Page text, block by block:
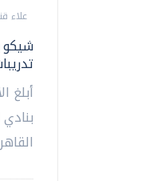
علاء
شيكو
أبلغ